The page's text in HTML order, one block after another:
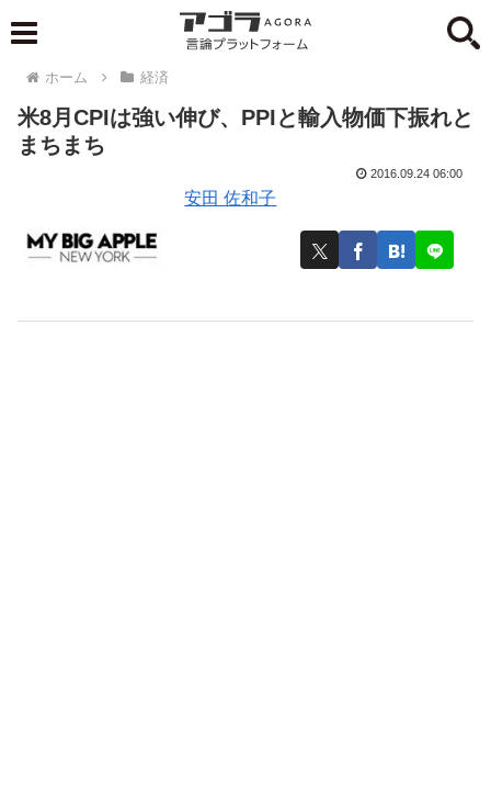
ホーム 経済
米8月CPIは強い伸び、PPIと輸入物価下振れと
まちまち
安田 佐和子
2016.09.24 06:00